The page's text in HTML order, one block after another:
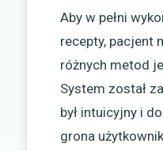
Aby w pełni
recepty, pacjent
różnych metod
System został
był intuicyjny i
grona